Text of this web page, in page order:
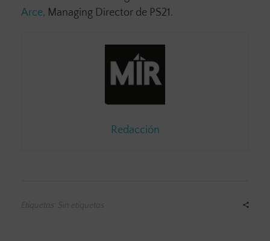
Arce, Managing Director de PS21.
Redacción
Etiquetas: Sin etiquetas